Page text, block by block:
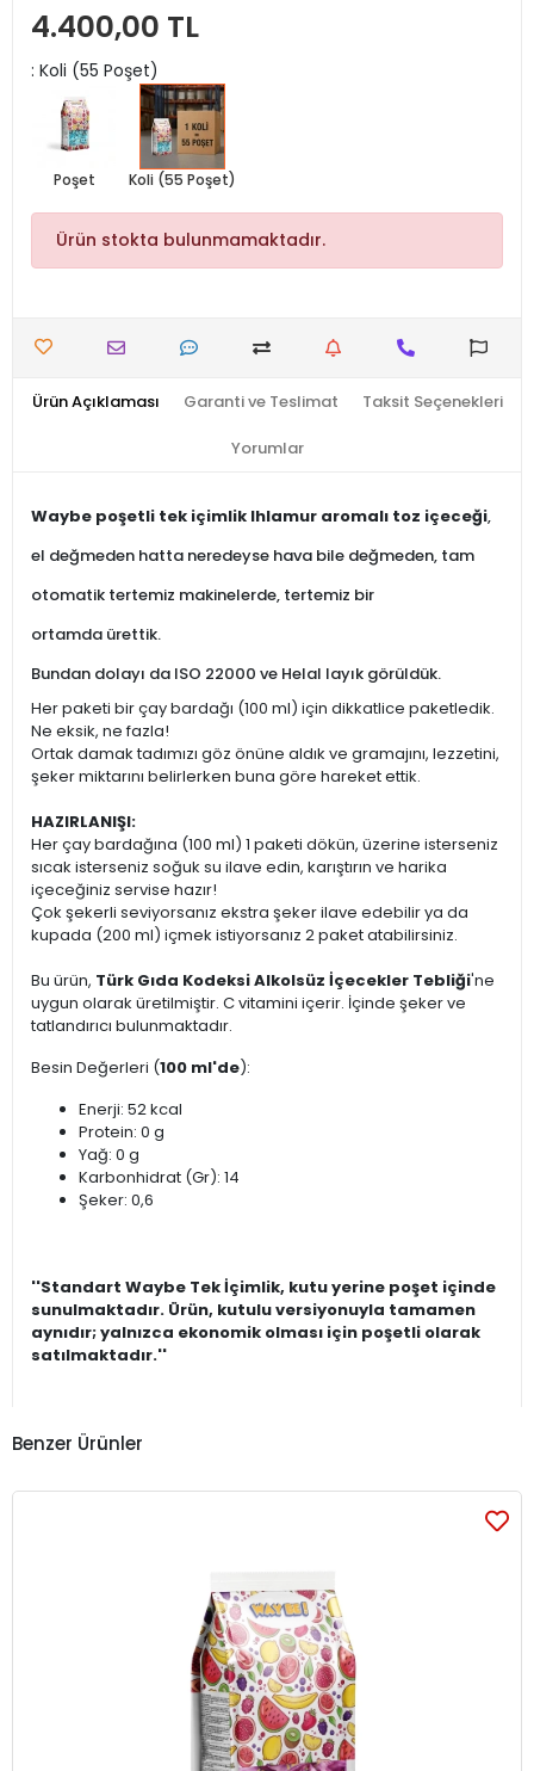
4.400,00 TL
: Koli (55 Poşet)
Poşet Koli (55 Poşet)
Ürün stokta bulunmamaktadır.
Ürün Açıklaması Garanti ve Teslimat Taksit Seçenekleri
Yorumlar
Waybe poşetli tek içimlik Ihlamur aromalı toz içeceği,
el değmeden hatta neredeyse hava bile değmeden, tam
otomatik tertemiz makinelerde, tertemiz bir
ortamda ürettik.
Bundan dolayı da ISO 22000 ve Helal layık görüldük.
Her paketi bir çay bardağı (100 ml) için dikkatlice paketledik.
Ne eksik, ne fazla!
Ortak damak tadımızı göz önüne aldık ve gramajını, lezzetini,
şeker miktarını belirlerken buna göre hareket ettik.
HAZIRLANIŞI:
Her çay bardağına (100 ml) 1 paketi dökün, üzerine isterseniz
sıcak isterseniz soğuk su ilave edin, karıştırın ve harika
içeceğiniz servise hazır!
Çok şekerli seviyorsanız ekstra şeker ilave edebilir ya da
kupada (200 ml) içmek istiyorsanız 2 paket atabilirsiniz.
Bu ürün, Türk Gıda Kodeksi Alkolsüz İçecekler Tebliği'ne
uygun olarak üretilmiştir. C vitamini içerir. İçinde şeker ve
tatlandırıcı bulunmaktadır.
Besin Değerleri (100 ml'de):
Enerji: 52 kcal
Protein: 0 g
Yağ: 0 g
Karbonhidrat (Gr): 14
Şeker: 0,6
''Standart Waybe Tek İçimlik, kutu yerine poşet içinde
sunulmaktadır. Ürün, kutulu versiyonuyla tamamen
aynıdır; yalnızca ekonomik olması için poşetli olarak
satılmaktadır.''
Benzer Ürünler